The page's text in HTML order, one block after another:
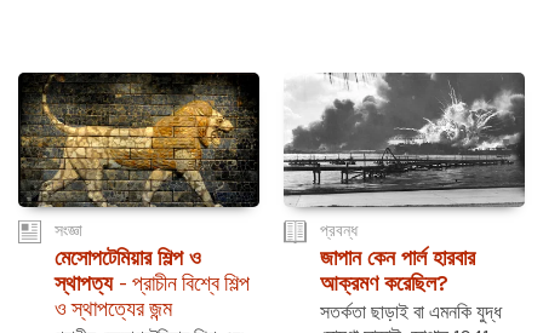
সংজ্ঞা
মেসোপটেমিয়ার শিল্প ও
স্থাপত্য - প্রাচীন বিশ্বে শিল্প
ও স্থাপত্যের জন্ম
প্রবন্ধ
জাপান কেন পার্ল হারবার
আক্রমণ করেছিল?
সতর্কতা ছাড়াই বা এমনকি যুদ্ধ